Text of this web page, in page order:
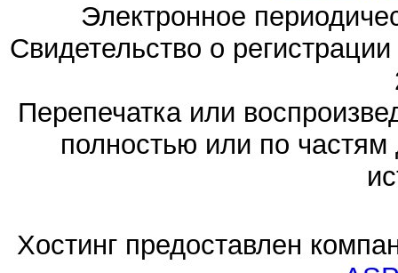
Электронное
Свидетельство о
Перепечатка или
полностью или по частям
Хостинг предоставлен